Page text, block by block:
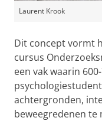
Laurent Krook
Dit concept vormt
cursus
een vak waarin
achtergronden,
beweegredenen te